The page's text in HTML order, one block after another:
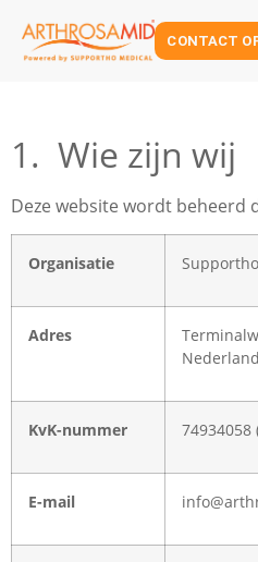
CONTACT
1. Wie zijn wij
Deze website wordt beheerd
Organisatie
Adres
Nederland
KvK-nummer
E-mail